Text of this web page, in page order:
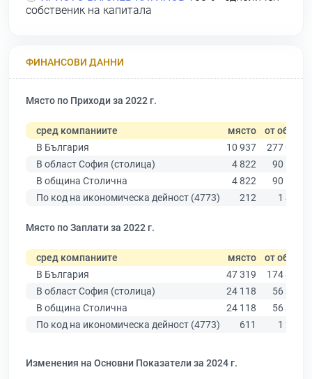
собственик на капитала
ФИНАНСОВИ ДАННИ
Място по Приходи за 2022 г.
сред компаниите място от общо
В България
10 937
277 019
В област София (столица)
4 822
90 178
В община Столична
4 822
90 178
По код на икономическа дейност (4773)
212 1 427
Място по Заплати за 2022 г.
сред компаниите място от общо
В България
47 319
174 403
В област София (столица)
24 118
56 378
В община Столична
24 118
56 378
По код на икономическа дейност (4773)
611 1 231
Изменения на Основни Показатели за 2024 г.